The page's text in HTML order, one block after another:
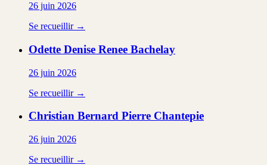
26 juin 2026
Se recueillir →
Odette Denise Renee Bachelay
26 juin 2026
Se recueillir →
Christian Bernard Pierre Chantepie
26 juin 2026
Se recueillir →